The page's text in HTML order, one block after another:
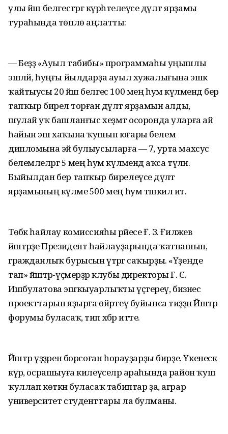
улы йәш белгестәргә күрһәтелеүсе дәүләт ярҙамы
тураһында төплө аңлатты:
— Беҙҙә «Ауыл табибы» программаһы уңышлы
эшләй, һуңғы йылдарҙа ауыл хужалығына эшкә
ҡайтыусы 20 йәш белгес 100 мең һум күләмендә бер
тапҡыр бирелә торған дәүләт ярҙамын алды,
шулай уҡ башланғыс хеҙмәт осоронда уларға ай
һайын эш хаҡына ҡушып юғары белем
дипломына эйә булыусыларға — 7, урта махсус
белемлеләргә 5 мең һум күләмендә аҡса түләнә.
Быйылдан бер тапҡыр бирелеүсе дәүләт
ярҙамының күләме 500 мең һум тәшкил итә.
Төбәк һайлау комиссияһы рәйесе Ғ. З. Ғиләжев
йәштәрҙе Президент һайлауҙарында ҡатнашып,
гражданлыҡ бурысын үтәргә саҡырҙы. «Үҙеңде
тап» йәштәр-үҫмерҙәр клубы директоры Г. С.
Ишбулатова эшҡыуарлыҡты үҫтереү, бизнес
проекттарын яҙырға өйрәтеү буйынса тиҙҙән Йәштәр
форумы буласаҡ, тип хәбәр итте.
Йәштәр үҙҙәрен борсоған һорауҙарҙы бирҙе. Үкенескә
күрә, осрашыуға килеүселәр араһында район ҡуш
ҡуллап көткән буласаҡ табиптар ҙа, аграр
университет студенттары ла булманы.